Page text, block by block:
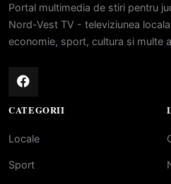
Portal multimedia de stiri pentru
Nord-Vest TV - televiziunea
economie, sport, cultura si multe
CATEGORII
Locale
Sport